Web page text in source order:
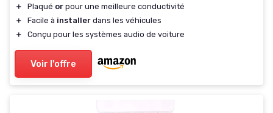
＋
Plaqué or pour une meilleure conductivité
＋
Facile à installer dans les véhicules
＋
Conçu pour les systèmes audio de voiture
Voir l'offre